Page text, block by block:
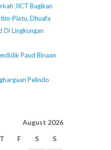
JICT Bagikan
Piatu, Dhuafa
Di Lingkungan
Paud Binaan
Pelindo
August 2026
T F S S